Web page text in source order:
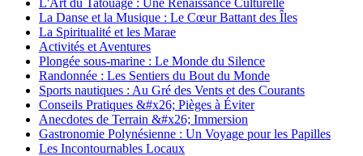
La Danse et la Musique : Le Cœur Battant des Îles
La Spiritualité et les Marae
Activités et Aventures
Plongée sous-marine : Le Monde du Silence
Randonnée : Les Sentiers du Bout du Monde
Sports nautiques : Au Gré des Vents et des Courants
Conseils Pratiques &#x26; Pièges à Éviter
Anecdotes de Terrain &#x26; Immersion
Gastronomie Polynésienne : Un Voyage pour les Papilles
Les Incontournables Locaux